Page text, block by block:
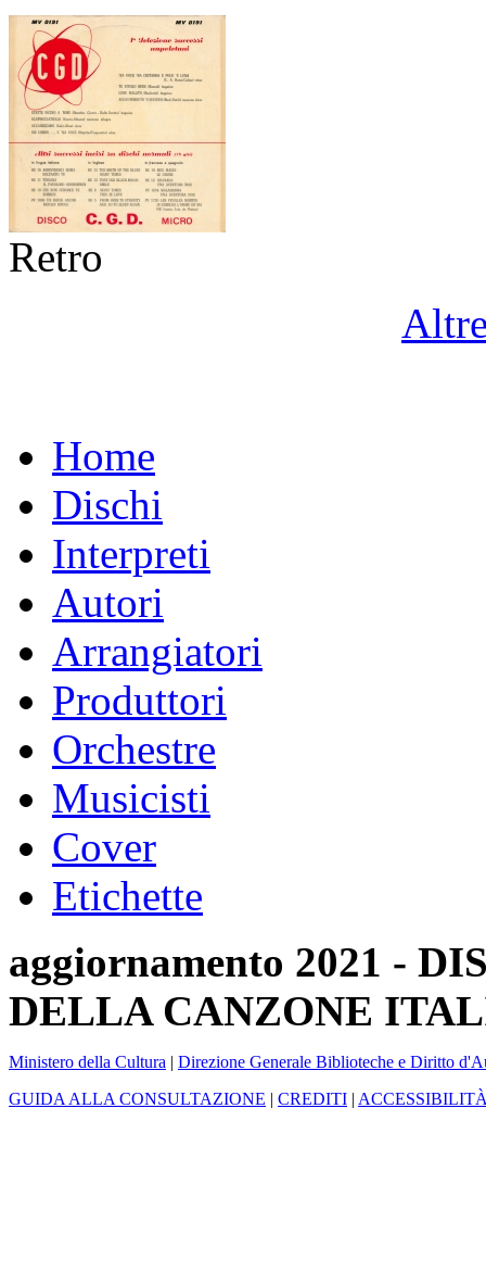
Retro
Home
Dischi
Interpreti
Autori
Arrangiatori
Produttori
Orchestre
Musicisti
Cover
Etichette
aggiornamento 2021 -
DELLA CANZONE
Ministero della Cultura | Direzione Generale Biblioteche e Diritto
GUIDA ALLA CONSULTAZIONE | CREDITI |